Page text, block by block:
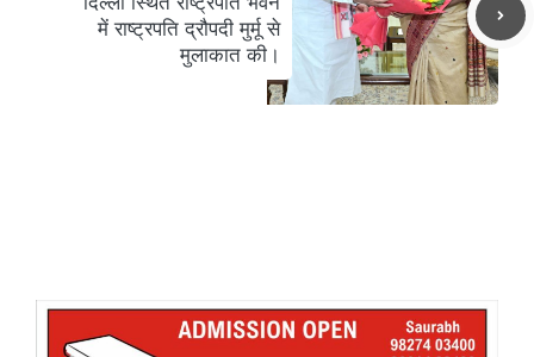
में राष्ट्रपति द्रौपदी मुर्मू से
मुलाकात की।